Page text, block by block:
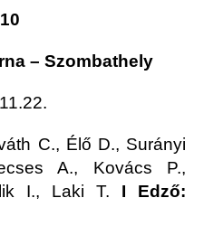
– Szombathely
C., Élő D., Surányi
A., Kovács P.,
I., Laki T. I Edző: